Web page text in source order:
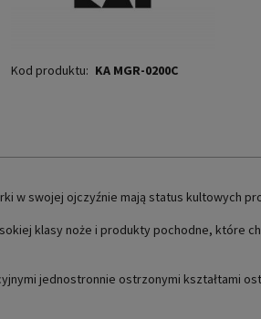
Kod produktu: KA MGR-0200C
w swojej ojczyźnie mają status kultowych
klasy noże i produkty pochodne, które
jednostronnie ostrzonymi kształtami